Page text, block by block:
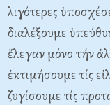
λιγότερες
διαλέξουμε
ἔλεγαν μόνο τήν
ἐκτιμήσουμε τίς
ζυγίσουμε τίς